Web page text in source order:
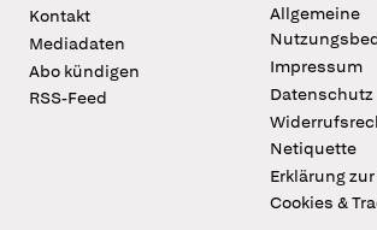
Kontakt
Mediadaten
Abo kündigen
RSS-Feed
Allgemeine
Impressum
Datenschutz
Netiquette
Erklärung
Cookies &